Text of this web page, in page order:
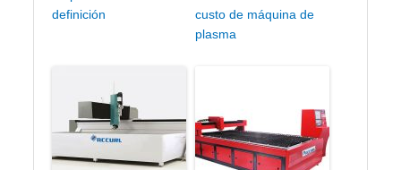
definición
custo de máquina de
plasma